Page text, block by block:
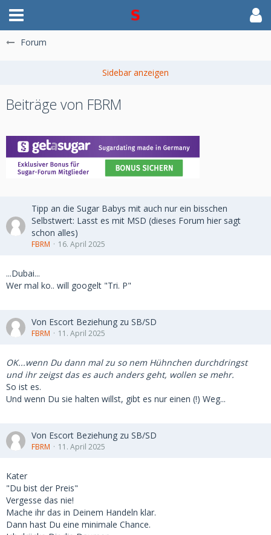
Forum
Beiträge von FBRM
Tipp an die Sugar Babys mit auch nur ein bisschen
Selbstwert: Lasst es mit MSD (dieses Forum hier sagt
schon alles)
FBRM 16. April 2025
...Dubai...
Wer mal ko.. will googelt "Tri. P"
Von Escort Beziehung zu SB/SD
FBRM 11. April 2025
OK...wenn Du dann mal zu so nem Hühnchen durchdringst
und ihr zeigst das es auch anders geht, wollen se mehr.
So ist es.
Und wenn Du sie halten willst, gibt es nur einen (!) Weg...
Von Escort Beziehung zu SB/SD
FBRM 11. April 2025
Kater
"Du bist der Preis"
Vergesse das nie!
Mache ihr das in Deinem Handeln klar.
Dann hast Du eine minimale Chance.